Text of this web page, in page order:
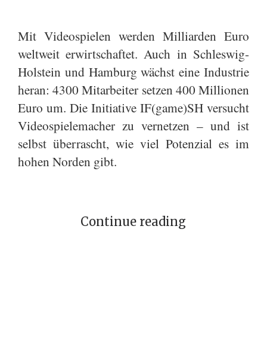
Mit Videospielen werden Milliarden Euro
weltweit erwirtschaftet. Auch in Schleswig-
Holstein und Hamburg wächst eine Industrie
heran: 4300 Mitarbeiter setzen 400 Millionen
Euro um. Die Initiative IF(game)SH versucht
Videospielemacher zu vernetzen – und ist
selbst überrascht, wie viel Potenzial es im
hohen Norden gibt.
Continue reading